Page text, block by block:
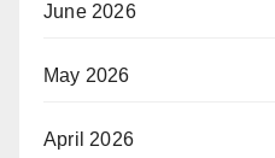
June 2026
May 2026
April 2026